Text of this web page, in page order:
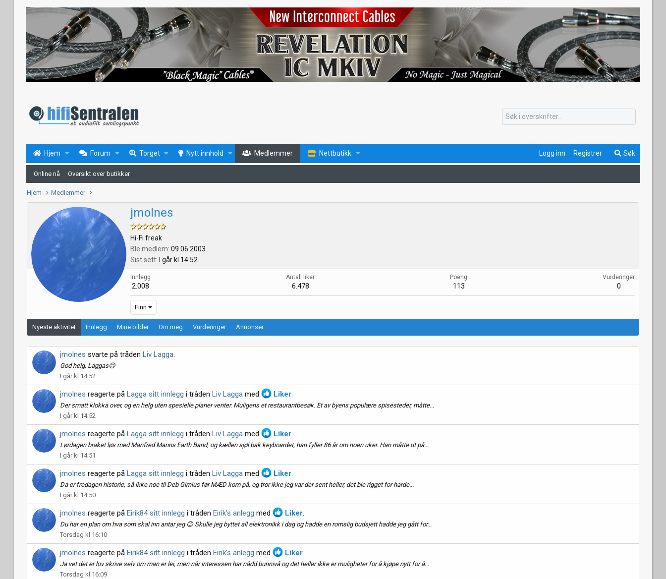
Hjem Forum Torget Nytt innhold Medlemmer Nettbutikk Logg inn Registrer Søk
Online nå Oversikt over butikker
Hjem Medlemmer
jmolnes
Hi-Fi freak
Ble medlem 09.06.2003
Sist sett
I går kl 14:52
Innlegg
2.008
Antall liker
6.478
Poeng
113
Vurderinger
0
Finn
Nyeste aktivitet Innlegg Mine bilder Om meg Vurderinger Annonser
jmolnes svarte på tråden Liv Lagga.
God helg, Laggas😊
I går kl 14:52
jmolnes reagerte på Lagga sitt innlegg i tråden Liv Lagga med Liker.
Der smatt klokka over, og en helg uten spesielle planer venter. Muligens et restaurantbesøk. Et av byens populære spisesteder, måtte...
I går kl 14:52
jmolnes reagerte på Lagga sitt innlegg i tråden Liv Lagga med Liker.
Lørdagen braket løs med Manfred Manns Earth Band, og kællen sjøl bak keyboardet, han fyller 86 år om noen uker. Han måtte ut på...
I går kl 14:51
jmolnes reagerte på Lagga sitt innlegg i tråden Liv Lagga med Liker.
Da er fredagen historie, så ikke noe til Deb Girnius før MÆD kom på, og tror ikke jeg var der sent heller, det ble rigget for harde...
I går kl 14:50
jmolnes reagerte på Eirik84 sitt innlegg i tråden Eirik's anlegg med Liker.
Du har en plan om hva som skal inn antar jeg 😊 Skulle jeg byttet all elektronikk i dag og hadde en romslig budsjett hadde jeg gått for...
Torsdag kl 16:10
jmolnes reagerte på Eirik84 sitt innlegg i tråden Eirik's anlegg med Liker.
Ja vet det er lov skrive selv om man er lei, men når interessen har nådd bunnivå og det heller ikke er muligheter for å kjøpe nytt for å...
Torsdag kl 16:09